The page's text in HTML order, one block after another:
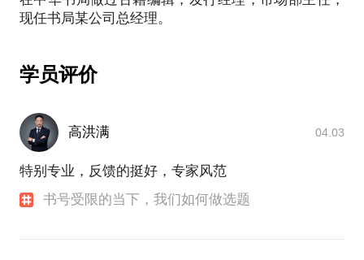
学员评价
高洪满 04.03
特别专业，反馈的挺好，专家风范
书号受限的当下，我们如何做选题